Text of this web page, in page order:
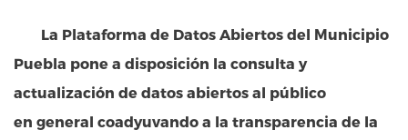
La Plataforma de Datos Abiertos del Municipio
Puebla pone a disposición la consulta y
actualización de datos abiertos al público
en general coadyuvando a la transparencia de la